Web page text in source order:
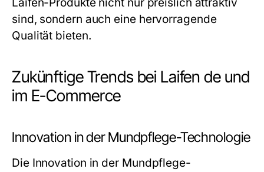
sind, sondern auch eine hervorragende
Qualität bieten.
Zukünftige Trends bei Laifen de und
im E-Commerce
Innovation in der Mundpflege-Technologie
Die Innovation in der Mundpflege-